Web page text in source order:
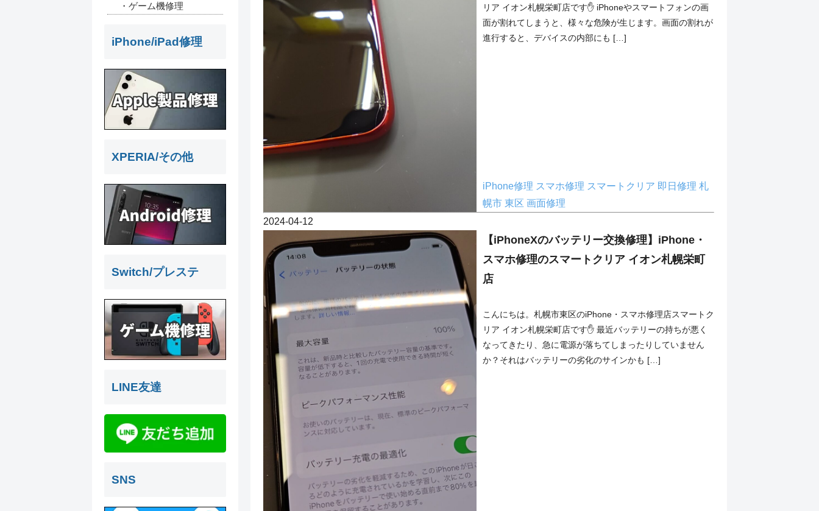
リア イオン札幌栄町店です✋ iPhoneやスマートフォンの画
面が割れてしまうと、様々な危険が生じます。画面の割れが
進行すると、デバイスの内部にも […]
iPhone修理 スマホ修理 スマートクリア 即日修理 札
幌市 東区 画面修理
2024-04-12
【iPhoneXのバッテリー交換修理】iPhone・
スマホ修理のスマートクリア イオン札幌栄町
店
こんにちは。札幌市東区のiPhone・スマホ修理店スマートク
リア イオン札幌栄町店です✋ 最近バッテリーの持ちが悪く
なってきたり、急に電源が落ちてしまったりしていません
か？それはバッテリーの劣化のサインかも […]
・ゲーム機修理
iPhone/iPad修理
XPERIA/その他
Switch/プレステ
LINE友達
SNS